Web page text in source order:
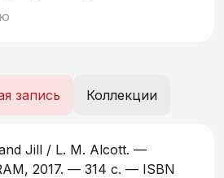
придётся по душе
были лучшими друзьями.
день они решили
зарубежную литературу в
запись Коллекции
Jill / L. M. Alcott. —
2017. — 314 c. — ISBN